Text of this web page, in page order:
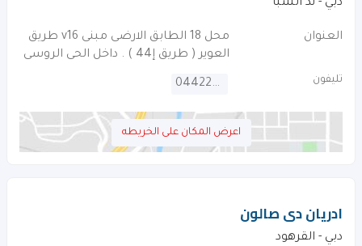
دبي - ند الشبا
العنوان
محل 18 الطابق الارضى مبنى v16 طريق
العوير ( طريق إ44 ) . داخل الحى الروسى
تليفون 044220955
اعرض المكان على الخريطه
ادريان دى صالون
دبي - القرهود‎